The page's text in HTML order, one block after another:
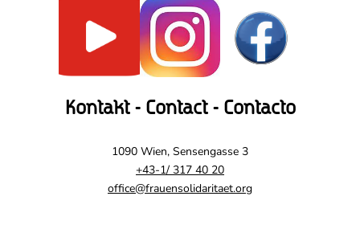
Kontakt - Contact - Contacto
1090 Wien, Sensengasse 3
+43-1/ 317 40 20
office@frauensolidaritaet.org